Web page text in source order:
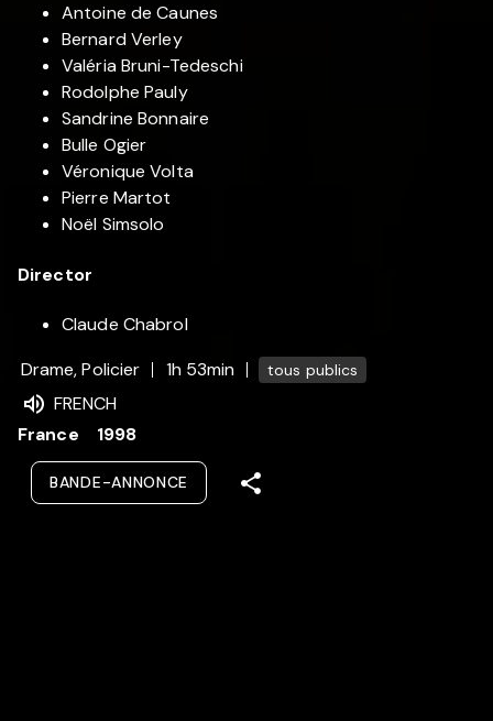
Antoine de Caunes
Bernard Verley
Valéria Bruni-Tedeschi
Rodolphe Pauly
Sandrine Bonnaire
Bulle Ogier
Véronique Volta
Pierre Martot
Noël Simsolo
Director
Claude Chabrol
Drame, Policier
1h 53min tous publics
FRENCH
France
1998
BANDE-ANNONCE